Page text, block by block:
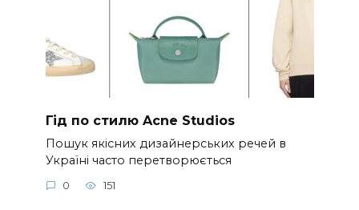
Гід по стилю Acne Studios
Пошук якісних дизайнерських речей в
Україні часто перетворюється
0 151